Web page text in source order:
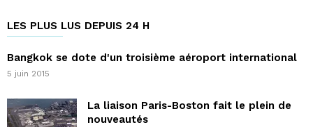
LES PLUS LUS DEPUIS 24 H
Bangkok se dote d'un troisième aéroport international
5 juin 2015
La liaison Paris-Boston fait le plein de
nouveautés